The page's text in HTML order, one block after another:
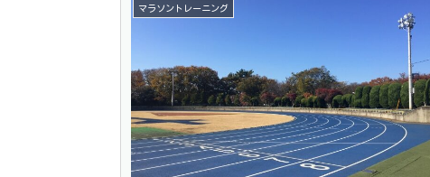
マラソントレーニング